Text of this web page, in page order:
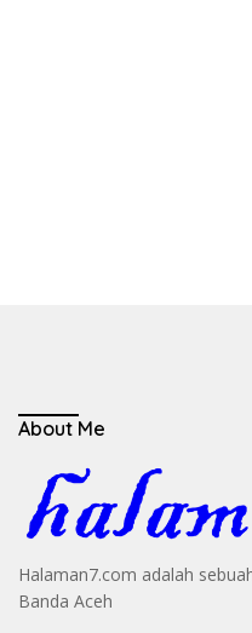
About Me
Halaman7.com adalah
Banda Aceh